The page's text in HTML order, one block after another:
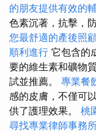
的朋友提供有效的
色素沉著，抗擊，
您最舒適的產後照
順利進行 它包含的
要的維生素和礦物
試並推薦。 專業餐
感的皮膚，不僅可
供了護理效果。 桃
尋找專業律師事務